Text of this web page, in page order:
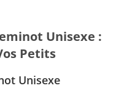
Unisexe :
Petits
Unisexe